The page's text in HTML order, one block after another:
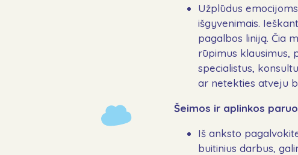
Užplūdus
išgyvenimais.
pagalbos liniją. Čia
rūpimus klausimus,
specialistus,
ar netekties atveju
Šeimos ir aplinkos
Iš anksto
buitinius darbus,